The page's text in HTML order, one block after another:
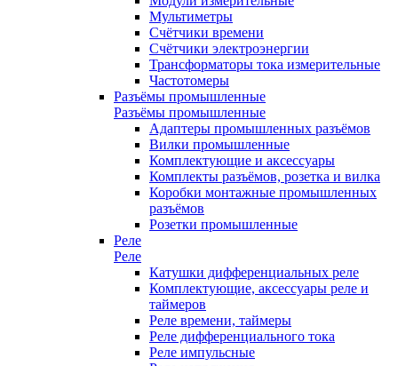
Мультиметры
Счётчики времени
Счётчики электроэнергии
Трансформаторы тока измерительные
Частотомеры
Разъёмы промышленные
Разъёмы промышленные
Адаптеры промышленных разъёмов
Вилки промышленные
Комплектующие и аксессуары
Комплекты разъёмов, розетка и вилка
Коробки монтажные промышленных
разъёмов
Розетки промышленные
Реле
Реле
Катушки дифференциальных реле
Комплектующие, аксессуары реле и
таймеров
Реле времени, таймеры
Реле дифференциального тока
Реле импульсные